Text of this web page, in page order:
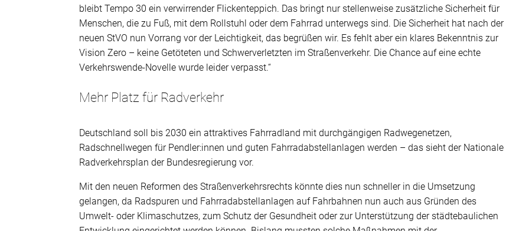
bleibt Tempo 30 ein verwirrender Flickenteppich. Das bringt nur stellenweise zusätzliche Sicherheit für
Menschen, die zu Fuß, mit dem Rollstuhl oder dem Fahrrad unterwegs sind. Die Sicherheit hat nach der
neuen StVO nun Vorrang vor der Leichtigkeit, das begrüßen wir. Es fehlt aber ein klares Bekenntnis zur
Vision Zero – keine Getöteten und Schwerverletzten im Straßenverkehr. Die Chance auf eine echte
Verkehrswende-Novelle wurde leider verpasst.“
Mehr Platz für Radverkehr
Deutschland soll bis 2030 ein attraktives Fahrradland mit durchgängigen Radwegenetzen,
Radschnellwegen für Pendler:innen und guten Fahrradabstellanlagen werden – das sieht der Nationale
Radverkehrsplan der Bundesregierung vor.
Mit den neuen Reformen des Straßenverkehrsrechts könnte dies nun schneller in die Umsetzung
gelangen, da Radspuren und Fahrradabstellanlagen auf Fahrbahnen nun auch aus Gründen des
Umwelt- oder Klimaschutzes, zum Schutz der Gesundheit oder zur Unterstützung der städtebaulichen